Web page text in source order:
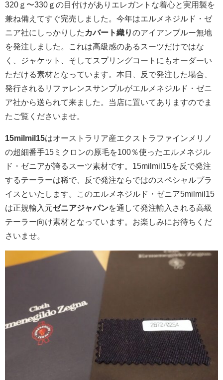
320ｇ〜330ｇの目付けがありエレガントな着心と実用製を
兼ね備えてすぐ完売しました。今年はエルメネジルド・ゼ
ニア社にしっかりした カバート織りのアイアンブルー無地
を発注しました。これは高級感のあるスーツだけではな
く、ジャケット、そしてスプリングコートにもオーダーい
ただける素材となっています。本日、反で発注した場合、
発行されるリファレンスサンプルがエルメネジルド・ゼニ
ア社から送られて来ました。当店に置いてありますのでま
たご覧くださいませ。
15milmil15はオーストラリア産エクストラファインメリノ
の超細番手15ミクロンの原毛を100％使ったエルメネジル
ド・ゼニアが誇るスーツ素材です。15milmil15を反で発注
するテーラーは稀で、反で発注ならではのスペシャルプラ
イスといたします。このエルメネジルド・ゼニア5milmil15
は正規輸入元ゼニアジャパンを通して発注輸入される高級
テーラー向け素材となっています。お楽しみにお待ちくだ
さいませ。